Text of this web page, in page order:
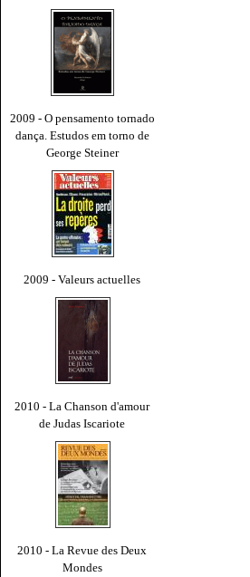
2009 - O pensamento tornado
dança. Estudos em torno de
George Steiner
2009 - Valeurs actuelles
2010 - La Chanson d'amour
de Judas Iscariote
2010 - La Revue des Deux
Mondes